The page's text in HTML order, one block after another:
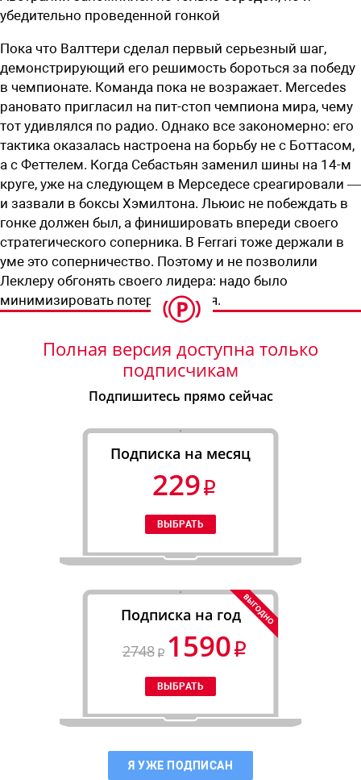
убедительно проведенной гонкой
Пока что Валттери сделал первый серьезный шаг,
демонстрирующий его решимость бороться за победу
в чемпионате. Команда пока не возражает. Mercedes
рановато пригласил на пит-стоп чемпиона мира, чему
тот удивлялся по радио. Однако все закономерно: его
тактика оказалась настроена на борьбу не с Боттасом,
а с Феттелем. Когда Себастьян заменил шины на 14-м
круге, уже на следующем в Мерседесе среагировали —
и зазвали в боксы Хэмилтона. Льюис не побеждать в
гонке должен был, а финишировать впереди своего
стратегического соперника. В Ferrari тоже держали в
уме это соперничество. Поэтому и не позволили
Леклеру обгонять своего лидера: надо было
минимизировать потери Феттеля.
Полная версия доступна только
подписчикам
Подпишитесь прямо сейчас
Подписка на месяц
229
Подписка на год
2748
1590
Я УЖЕ ПОДПИСАН